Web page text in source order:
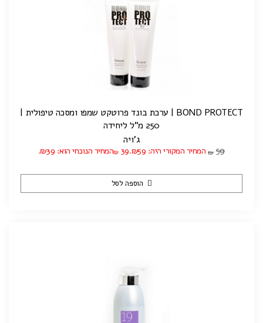
BOND PROTECT | ערכת בונד פרוטקט שמפו ומסכה טיפולית |
250 מ"ל ליחידה
ג'ויה
₪ 59 המחיר המקורי היה: ₪59. ₪ 39 המחיר הנוכחי הוא: ₪39.
הוספה לסל